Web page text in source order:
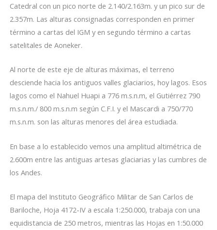
Catedral con un pico norte de 2.140/2.163m. y un pico sur de
2.357m. Las alturas consignadas corresponden en primer
término a cartas del IGM y en segundo término a cartas
satelitales de Aoneker.
Al norte de este eje de alturas máximas, el terreno
desciende hacia los antiguos valles glaciarios, hoy lagos. Esos
lagos como el Nahuel Huapi a 776 m.s.n.m, el Gutiérrez 790
m.s.n.m./ 800 m.s.n.m según C.F.I. y el Mascardi a 750/770
m.s.n.m. son las alturas menores del área estudiada.
En base a lo establecido vemos una amplitud altimétrica de
2.600m entre las antiguas artesas glaciarias y las cumbres de
los Andes.
El mapa del Instituto Geográfico Militar de San Carlos de
Bariloche, Hoja 4172-IV a escala 1:250.000, trabaja con una
equidistancia de 250 metros, mientras las Hojas en 1:50.000